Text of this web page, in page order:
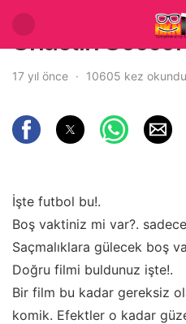
Shaolin
17 yıl önce 10605 kez okundu
İşte futbol bu!.
Boş vaktiniz mi var?.
Saçmalıklara gülecek boş
Doğru filmi buldunuz işte!.
Bir film bu kadar gereksiz
komik. Efektler o kadar